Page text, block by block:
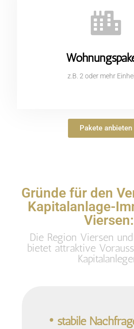
z.B. 2 oder mehr
Pakete anbieten
Gründe für den
Kapitalanlage-
Viersen:
Die Region Viersen
bietet attraktive
• stabile